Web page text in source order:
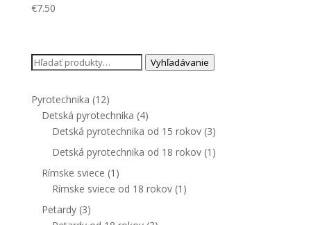
€7.50
Hľadať: Vyhľadávanie
Pyrotechnika (12)
Detská pyrotechnika (4)
Detská pyrotechnika od 15 rokov (3)
Detská pyrotechnika od 18 rokov (1)
Rímske sviece (1)
Rímske sviece od 18 rokov (1)
Petardy (3)